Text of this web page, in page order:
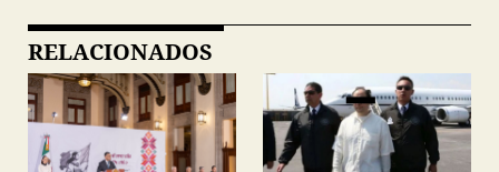
RELACIONADOS